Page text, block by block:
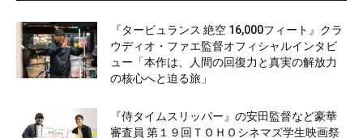
『タービュランス 絶空 16,000フィート』クラ
ウディオ・ファエ監督オフィシャルインタビ
ュー「本作は、人間の回復力と真実の解放力
の核心へと迫る旅」
『侍タイムスリッパー』の安田監督など豪華
審査員 第１９回ＴＯＨＯシネマズ学生映画祭